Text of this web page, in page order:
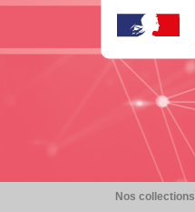
Nos collections